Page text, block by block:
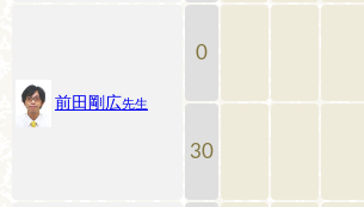
前田剛広先生
0
30